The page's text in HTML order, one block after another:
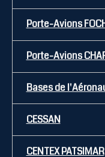
Porte-Avions
Porte-Avions
Bases de
CESSAN
CENTEX PATSIMAR